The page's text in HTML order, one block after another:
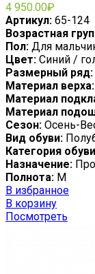
4 950.00₽
Артикул: 65-124
Возрастная
Пол: Для
Цвет: Синий /
Размерный ряд:
Материал верха:
Материал
Материал
Сезон: Осень-
Вид обуви:
Категория
Назначение:
Полнота: M
В избранное
В корзину
Посмотреть